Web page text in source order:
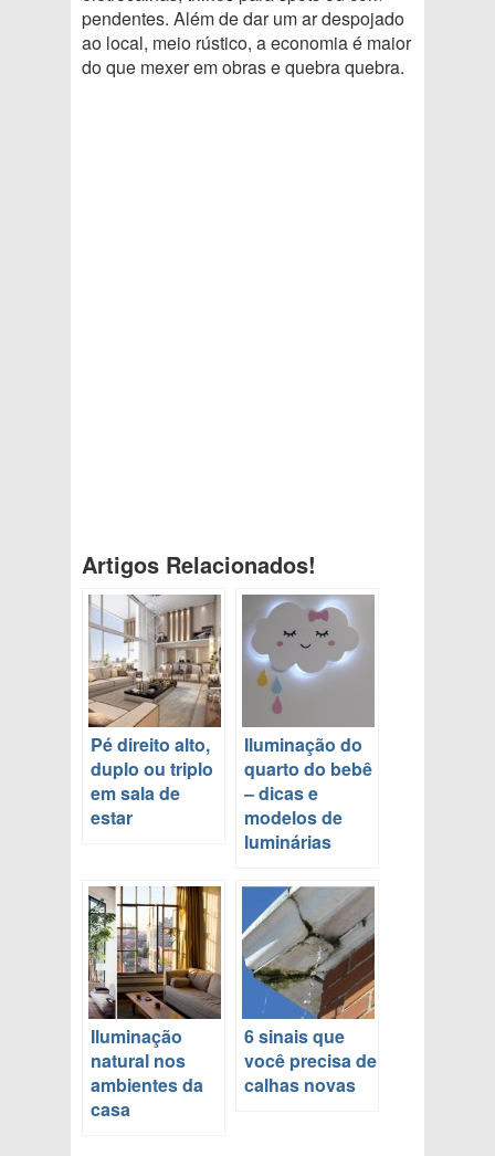
pendentes. Além de dar um ar despojado
ao local, meio rústico, a economia é maior
do que mexer em obras e quebra quebra.
Artigos Relacionados!
Pé direito alto,
duplo ou triplo
em sala de
estar
Iluminação do
quarto do bebê
– dicas e
modelos de
luminárias
Iluminação
natural nos
ambientes da
casa
6 sinais que
você precisa de
calhas novas